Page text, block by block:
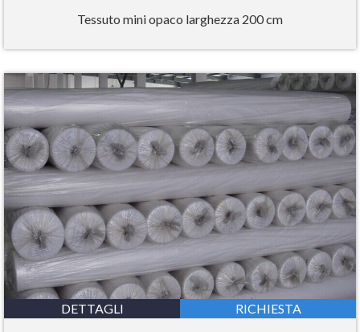
Tessuto mini opaco larghezza 200 cm
DETTAGLI RICHIESTA